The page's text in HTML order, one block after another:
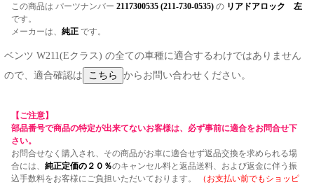
この商品は パーツナンバー 2117300535 (211-730-0535) の リアドアロック 左
です。
メーカーは、 純正 です。
ベンツ W211(Eクラス) の全ての車種に適合するわけではありません
ので、適合確認は
からお問い合わせください。
【ご注意】
部品番号で商品の特定が出来てないお客様は、必ず事前に適合をお問合せ下
さい。
お問合せなく購入され、その商品がお車に適合せず返品交換を求められる場
合には、 純正定価の２０％のキャンセル料と返品送料、および返金に伴う振
込手数料をお客様にご負担いただいております。
（お支払い前でもショッピ